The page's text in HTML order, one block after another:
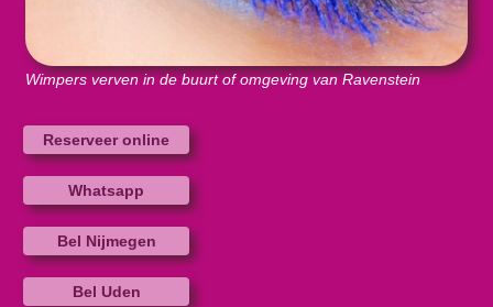
Wimpers verven in de buurt of omgeving van Ravenstein
Reserveer online
Whatsapp
Bel Nijmegen
Bel Uden